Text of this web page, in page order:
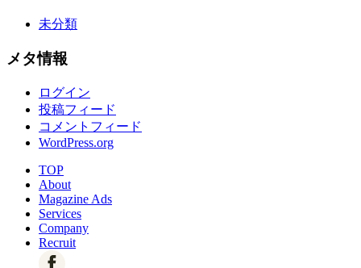
未分類
メタ情報
ログイン
投稿フィード
コメントフィード
WordPress.org
TOP
About
Magazine Ads
Services
Company
Recruit